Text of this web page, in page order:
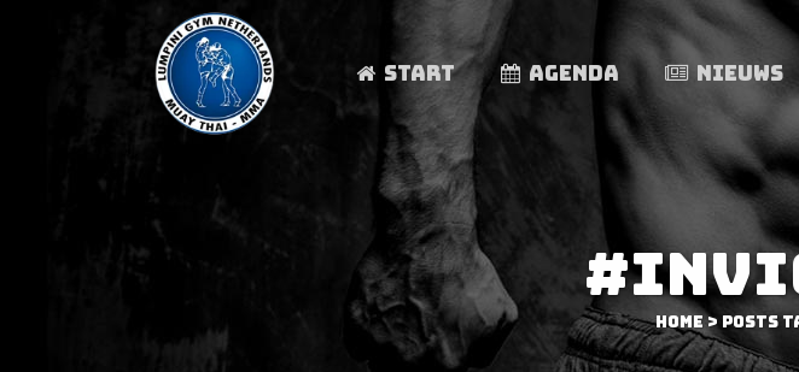
START AGENDA NIEUWS
Home> Posts